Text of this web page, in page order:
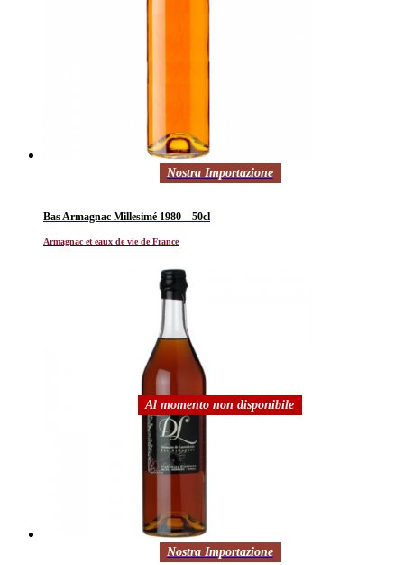
Nostra Importazione
Bas Armagnac Millesimé 1980 – 50cl
Armagnac et eaux de vie de France
Al momento non disponibile
Nostra Importazione